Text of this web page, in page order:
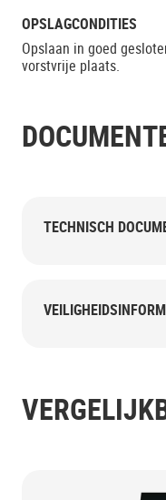
OPSLAGCONDITIES
Opslaan in goed
vorstvrije plaats.
TECHNISCH